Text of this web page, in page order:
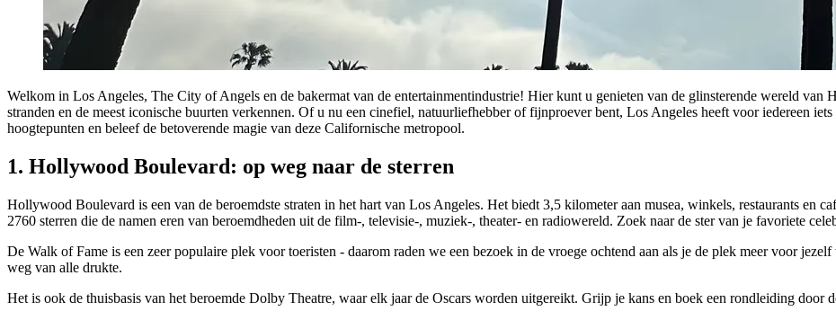
Welkom in Los Angeles, The City of Angels en de bakermat van de entertainmentindustrie! Hier kunt u genieten van de glinsterende wereld van
stranden en de meest iconische buurten verkennen. Of u nu een cinefiel, natuurliefhebber of fijnproever bent, Los Angeles heeft voor iedereen
hoogtepunten en beleef de betoverende magie van deze Californische metropool.
1. Hollywood Boulevard: op weg naar de sterren
Hollywood Boulevard is een van de beroemdste straten in het hart van Los Angeles. Het biedt 3,5 kilometer aan musea, winkels, restaurants en
2760 sterren die de namen eren van beroemdheden uit de film-, televisie-, muziek-, theater- en radiowereld. Zoek naar de ster van je favoriete
De Walk of Fame is een zeer populaire plek voor toeristen - daarom raden we een bezoek in de vroege ochtend aan als je de plek meer voor
weg van alle drukte.
Het is ook de thuisbasis van het beroemde Dolby Theatre, waar elk jaar de Oscars worden uitgereikt. Grijp je kans en boek een rondleiding door